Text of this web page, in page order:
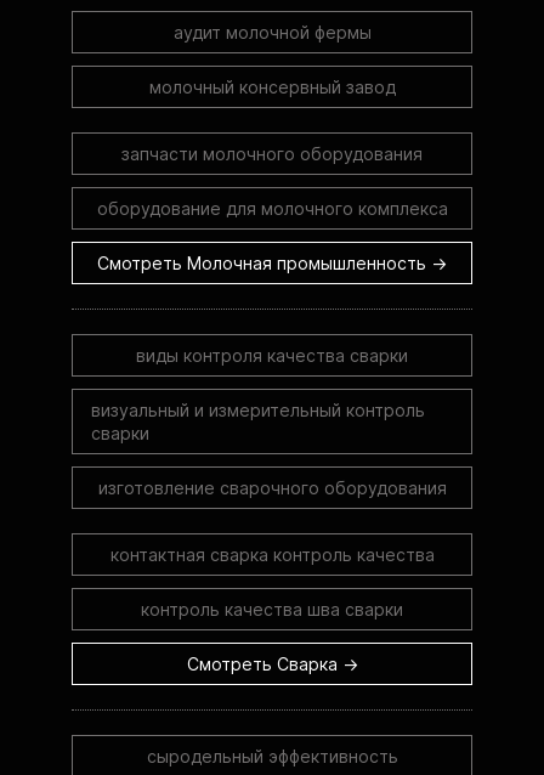
аудит молочной фермы
молочный консервный завод
запчасти молочного оборудования
оборудование для молочного комплекса
Смотреть Молочная промышленность →
виды контроля качества сварки
визуальный и измерительный контроль
сварки
изготовление сварочного оборудования
контактная сварка контроль качества
контроль качества шва сварки
Смотреть Сварка →
сыродельный эффективность